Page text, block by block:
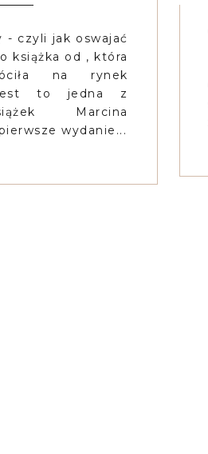
- czyli jak oswajać
książka od , która
na rynek
to jedna z
Marcina
wydanie...